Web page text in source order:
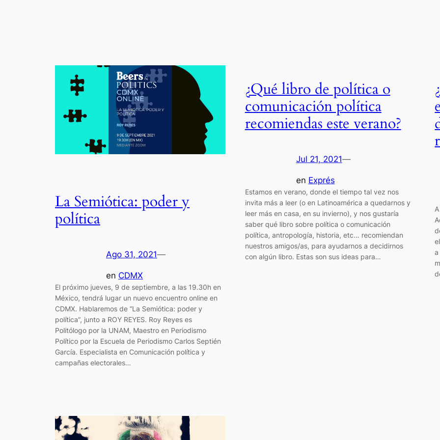
La Semiótica: poder y
política
Ago 31, 2021—
en CDMX
El próximo jueves, 9 de septiembre, a las 19.30h en
México, tendrá lugar un nuevo encuentro online en
CDMX. Hablaremos de “La Semiótica: poder y
política”, junto a ROY REYES. Roy Reyes es
Politólogo por la UNAM, Maestro en Periodismo
Político por la Escuela de Periodismo Carlos Septién
García. Especialista en Comunicación política y
campañas electorales…
¿Qué libro de política o
comunicación política
recomiendas este verano?
Jul 21, 2021—
en Exprés
Estamos en verano, donde el tiempo tal vez nos
invita más a leer (o en Latinoamérica a quedarnos y
leer más en casa, en su invierno), y nos gustaría
saber qué libro sobre política o comunicación
política, antropología, historia, etc… recomiendan
nuestros amigos/as, para ayudarnos a decidirnos
con algún libro. Estas son sus ideas para…